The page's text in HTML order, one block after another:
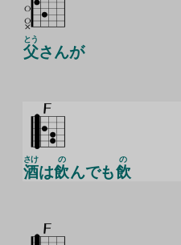
父
とう
さんが
酒
さけ
は飲
の
んでも飲
の